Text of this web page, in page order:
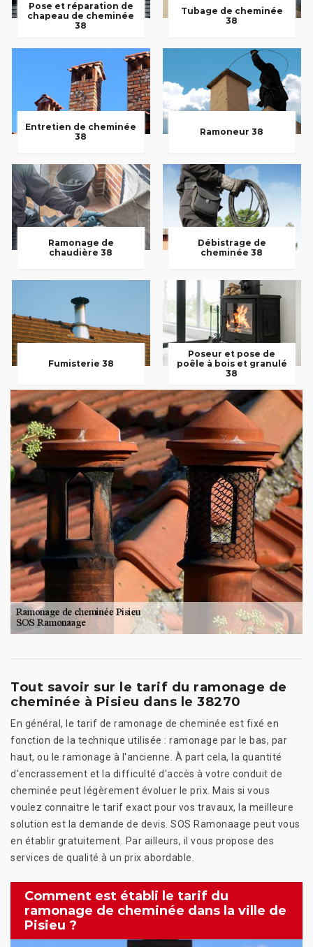
Pose et réparation de
chapeau de cheminée
38
Tubage de cheminée
38
Entretien de cheminée
38
Ramoneur 38
Ramonage de
chaudière 38
Débistrage de
cheminée 38
Fumisterie 38
Poseur et pose de
poêle à bois et granulé
38
Tout savoir sur le tarif du ramonage de
cheminée à Pisieu dans le 38270
En général, le tarif de ramonage de cheminée est fixé en
fonction de la technique utilisée : ramonage par le bas, par
haut, ou le ramonage à l'ancienne. À part cela, la quantité
d'encrassement et la difficulté d'accès à votre conduit de
cheminée peut légèrement évoluer le prix. Mais si vous
voulez connaitre le tarif exact pour vos travaux, la meilleure
solution est la demande de devis. SOS Ramonaage peut vous
en établir gratuitement. Par ailleurs, il vous propose des
services de qualité à un prix abordable.
Comment est établi le tarif du
ramonage de cheminée dans la ville de
Pisieu ?